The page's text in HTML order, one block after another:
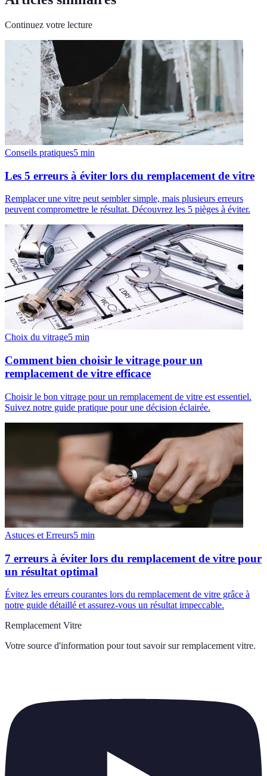
Continuez votre lecture
Conseils pratiques5 min
Les 5 erreurs à éviter lors du remplacement de vitre
Remplacer une vitre peut sembler simple, mais plusieurs erreurs
peuvent compromettre le résultat. Découvrez les 5 pièges à éviter.
Choix du vitrage5 min
Comment bien choisir le vitrage pour un
remplacement de vitre efficace
Choisir le bon vitrage pour un remplacement de vitre est essentiel.
Suivez notre guide pratique pour une décision éclairée.
Astuces et Erreurs5 min
7 erreurs à éviter lors du remplacement de vitre pour
un résultat optimal
Évitez les erreurs courantes lors du remplacement de vitre grâce à
notre guide détaillé et assurez-vous un résultat impeccable.
Remplacement Vitre
Votre source d'information pour tout savoir sur remplacement vitre.